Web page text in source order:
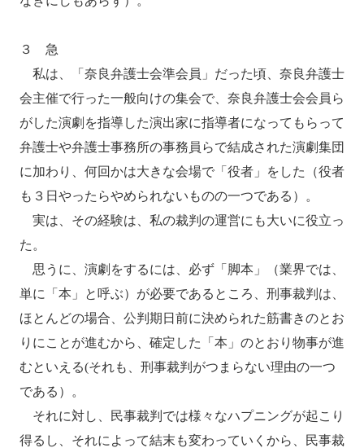
３ 急
私は、「奈良弁護士会準会員」だった頃、奈良弁護士
会主催で行った一般向けの集会で、奈良弁護士会会員ら
がした演劇を指導した演出家に指導者になってもらって
弁護士や弁護士事務所の事務員らで結成された演劇集団
に加わり、何回かは大きな会場で「役者」をした（役者
も３日やったらやめられないものの一つである）。
実は、その経験は、私の裁判の運営にも大いに役立っ
た。
思うに、演劇をするには、必ず「脚本」（業界では、
単に「本」と呼ぶ）が必要であるところ、刑事裁判は、
ほとんどの場合、公判期日前に決められた筋書きのとお
りにことが進むから、確定した「本」のとおり物事が進
むといえる(それも、刑事裁判がつまらない理由の一つ
である）。
それに対し、民事裁判では様々なハプニングが起こり
得るし、それによって結末も変わっていくから、民事裁